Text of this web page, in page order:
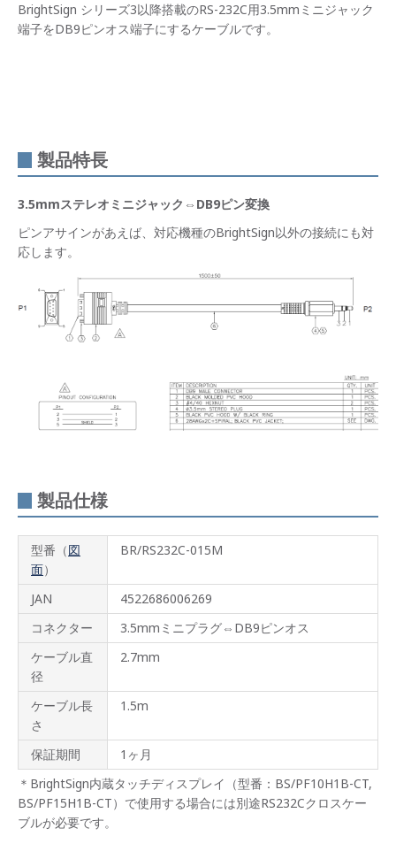
BrightSign シリーズ3以降搭載のRS-232C用3.5mmミニジャック
端子をDB9ピンオス端子にするケーブルです。
製品特長
3.5mmステレオミニジャック⇔DB9ピン変換
ピンアサインがあえば、対応機種のBrightSign以外の接続にも対
応します。
製品仕様
型番（図
面）
BR/RS232C-015M
JAN
4522686006269
コネクター
3.5mmミニプラグ⇔DB9ピンオス
ケーブル直
径
2.7mm
ケーブル長
さ
1.5m
保証期間
1ヶ月
＊BrightSign内蔵タッチディスプレイ（型番：BS/PF10H1B-CT,
BS/PF15H1B-CT）で使用する場合には別途RS232Cクロスケー
ブルが必要です。